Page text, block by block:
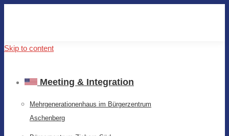
Skip to content
Meeting & Integration
Mehrgenerationenhaus im Bürgerzentrum
Aschenberg